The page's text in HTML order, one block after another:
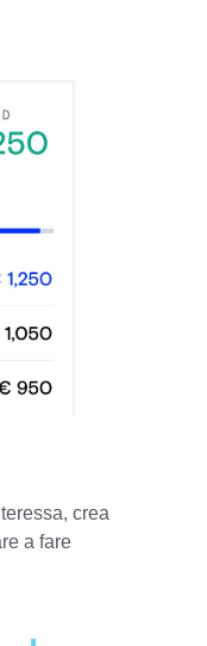
crea
a fare